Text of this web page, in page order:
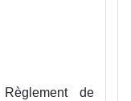
Règlement de